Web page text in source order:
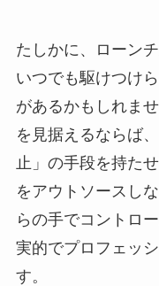
たしかに、ローン
いつでも駆けつけ
があるかもしれま
を見据えるならば
止」の手段を持た
をアウトソースし
らの手でコントロ
実的でプロフェッ
す。